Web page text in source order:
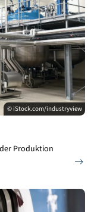
© iStock.com/industryview
Produktion